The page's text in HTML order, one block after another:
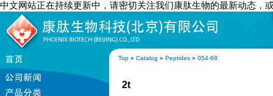
中文网站正在持续更新中，请密切关注我们康肽生物的最新动态，
Top » Catalog » Peptides » 054-68
2t